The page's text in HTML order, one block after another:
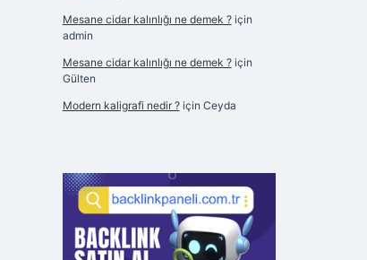
Mesane cidar kalınlığı ne demek ?için
admin
Mesane cidar kalınlığı ne demek ?için
Gülten
Modern kaligrafi nedir ?için Ceyda